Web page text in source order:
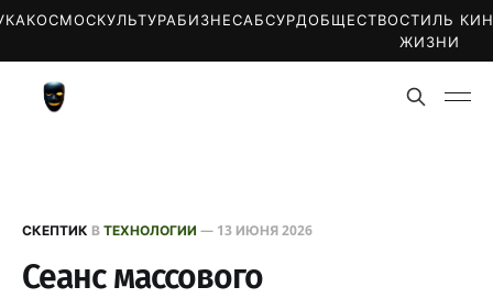
КОСМОСКУЛЬТУРАБИЗНЕСАБСУРДОБЩЕСТВОСТИЛЬ
ЖИЗНИ
СКЕПТИК ВТЕХНОЛОГИИ — 13 ИЮНЯ 2026
Сеанс массового